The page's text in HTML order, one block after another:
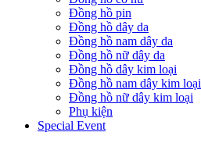
Đồng hồ pin
Đồng hồ dây da
Đồng hồ nam dây da
Đồng hồ nữ dây da
Đồng hồ dây kim loại
Đồng hồ nam dây kim loại
Đồng hồ nữ dây kim loại
Phụ kiện
Special Event